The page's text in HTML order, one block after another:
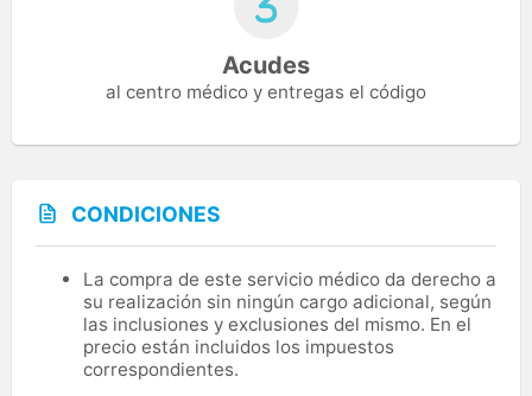
Acudes
al centro médico y entregas el código
CONDICIONES
La compra de este servicio médico da derecho a
su realización sin ningún cargo adicional, según
las inclusiones y exclusiones del mismo. En el
precio están incluidos los impuestos
correspondientes.